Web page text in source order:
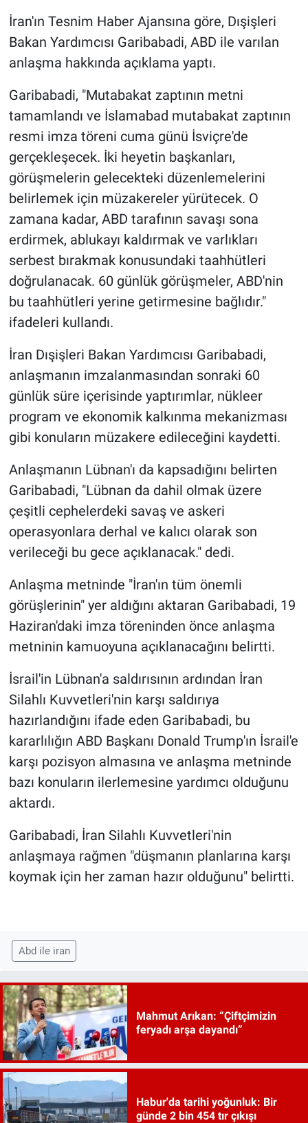
İran'ın Tesnim Haber Ajansına göre, Dışişleri
Bakan Yardımcısı Garibabadi, ABD ile varılan
anlaşma hakkında açıklama yaptı.
Garibabadi, "Mutabakat zaptının metni
tamamlandı ve İslamabad mutabakat zaptının
resmi imza töreni cuma günü İsviçre'de
gerçekleşecek. İki heyetin başkanları,
görüşmelerin gelecekteki düzenlemelerini
belirlemek için müzakereler yürütecek. O
zamana kadar, ABD tarafının savaşı sona
erdirmek, ablukayı kaldırmak ve varlıkları
serbest bırakmak konusundaki taahhütleri
doğrulanacak. 60 günlük görüşmeler, ABD'nin
bu taahhütleri yerine getirmesine bağlıdır."
ifadeleri kullandı.
İran Dışişleri Bakan Yardımcısı Garibabadi,
anlaşmanın imzalanmasından sonraki 60
günlük süre içerisinde yaptırımlar, nükleer
program ve ekonomik kalkınma mekanizması
gibi konuların müzakere edileceğini kaydetti.
Anlaşmanın Lübnan'ı da kapsadığını belirten
Garibabadi, "Lübnan da dahil olmak üzere
çeşitli cephelerdeki savaş ve askeri
operasyonlara derhal ve kalıcı olarak son
verileceği bu gece açıklanacak." dedi.
Anlaşma metninde "İran'ın tüm önemli
görüşlerinin" yer aldığını aktaran Garibabadi, 19
Haziran'daki imza töreninden önce anlaşma
metninin kamuoyuna açıklanacağını belirtti.
İsrail'in Lübnan'a saldırısının ardından İran
Silahlı Kuvvetleri'nin karşı saldırıya
hazırlandığını ifade eden Garibabadi, bu
kararlılığın ABD Başkanı Donald Trump'ın İsrail'e
karşı pozisyon almasına ve anlaşma metninde
bazı konuların ilerlemesine yardımcı olduğunu
aktardı.
Garibabadi, İran Silahlı Kuvvetleri'nin
anlaşmaya rağmen "düşmanın planlarına karşı
koymak için her zaman hazır olduğunu" belirtti.
Abd ile iran
Mahmut Arıkan: “Çiftçimizin
feryadı arşa dayandı”
Habur'da tarihi yoğunluk: Bir
günde 2 bin 454 tır çıkışı